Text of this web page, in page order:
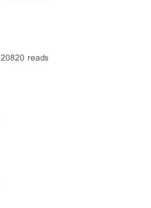
20820 reads